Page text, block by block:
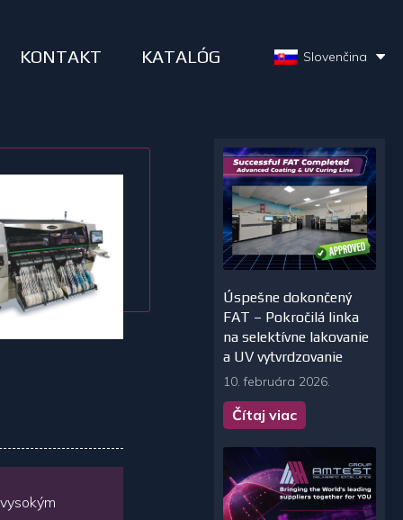
KONTAKT KATALÓG Slovenčina
Úspešne dokončený
FAT – Pokročilá linka
na selektívne lakovanie
a UV vytvrdzovanie
10. februára 2026.
Čítaj viac